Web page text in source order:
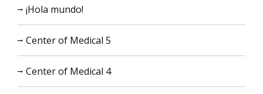
¡Hola mundo!
Center of Medical 5
Center of Medical 4